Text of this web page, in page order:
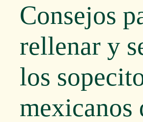
Consejos
rellenar y
los
mexicanos